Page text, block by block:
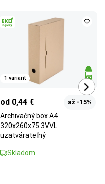
1 variant
od 0,44 € až -15%
Archivačný box A4
320x260x75 3VVL
uzatvárateľný
Skladom